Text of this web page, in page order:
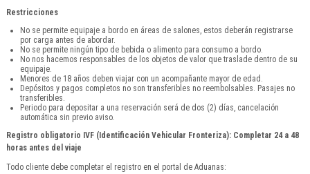
Restricciones
No se permite equipaje a bordo en áreas de salones, estos deberán registrarse
por carga antes de abordar.
No se permite ningún tipo de bebida o alimento para consumo a bordo.
No nos hacemos responsables de los objetos de valor que traslade dentro de su
equipaje.
Menores de 18 años deben viajar con un acompañante mayor de edad.
Depósitos y pagos completos no son transferibles no reembolsables. Pasajes no
transferibles.
Periodo para depositar a una reservación será de dos (2) días, cancelación
automática sin previo aviso.
Registro obligatorio IVF (Identificación Vehicular Fronteriza): Completar 24 a 48
horas antes del viaje
Todo cliente debe completar el registro en el portal de Aduanas: